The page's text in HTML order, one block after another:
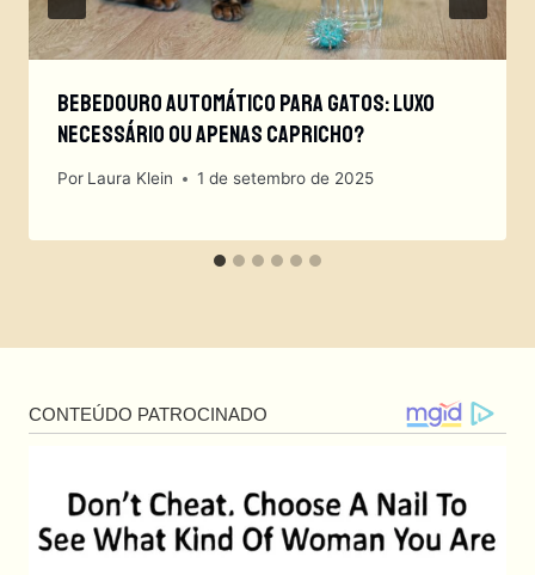
Bebedouro Automático Para Gatos: Luxo
Necessário Ou Apenas Capricho?
Por Laura Klein 1 de setembro de 2025